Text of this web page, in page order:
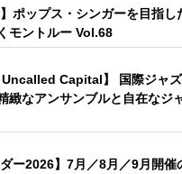
ポップス・シンガーを目指し
モントルー Vol.68
Uncalled Capital】 国際ジャ
緻なアンサンブルと自在なジ
ー2026】7月／8月／9月開催